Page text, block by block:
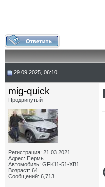
29.09.2025, 06:10
mig-quick
Продвинутый
Регистрация: 21.03.2021
Адрес: Пермь
Автомобиль: GFK11-51-ХВ1
Возраст: 64
Сообщений: 6,713